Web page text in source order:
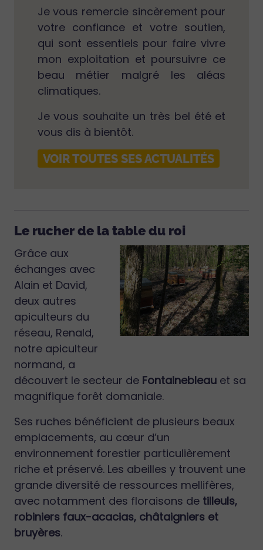
Je vous remercie sincèrement pour
votre confiance et votre soutien,
qui sont essentiels pour faire vivre
mon exploitation et poursuivre ce
beau métier malgré les aléas
climatiques.
Je vous souhaite un très bel été et
vous dis à bientôt.
VOIR TOUTES SES ACTUALITÉS
Le rucher de la table du roi
Grâce aux
échanges avec
Alain et David,
deux autres
apiculteurs du
réseau, Renald,
notre apiculteur
normand, a
découvert le secteur de Fontainebleau et sa
magnifique forêt domaniale.
Ses ruches bénéficient de plusieurs beaux
emplacements, au cœur d’un
environnement forestier particulièrement
riche et préservé. Les abeilles y trouvent une
grande diversité de ressources mellifères,
avec notamment des floraisons de tilleuls,
robiniers faux-acacias, châtaigniers et
bruyères.